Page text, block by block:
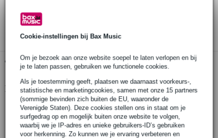
Cookie-instellingen bij Bax Music
Om je bezoek aan onze website soepel te laten verlopen en bij
je te laten passen, gebruiken we functionele cookies.
Als je toestemming geeft, plaatsen we daarnaast voorkeurs-,
statistische en marketingcookies, samen met onze 15 partners
(sommige bevinden zich buiten de EU, waaronder de
Verenigde Staten). Deze cookies stellen ons in staat om je
surfgedrag op en mogelijk buiten onze website te volgen,
waarbij we je IP-adres en unieke gebruikers-ID’s gebruiken
voor herkenning. Zo kunnen we je ervaring verbeteren en
3 jaar Bax Music garantie
Gratis ophalen in de winkel
Productinformatie
belastbaarheid rms: 1 W
piekvermogen: 1.5 W
nominale impedantie: 8 Ohm